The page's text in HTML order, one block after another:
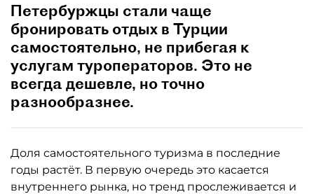
Петербуржцы стали чаще
бронировать отдых в Турции
самостоятельно, не прибегая к
услугам туроператоров. Это не
всегда дешевле, но точно
разнообразнее.
Доля самостоятельного туризма в последние
годы растёт. В первую очередь это касается
внутреннего рынка, но тренд прослеживается и